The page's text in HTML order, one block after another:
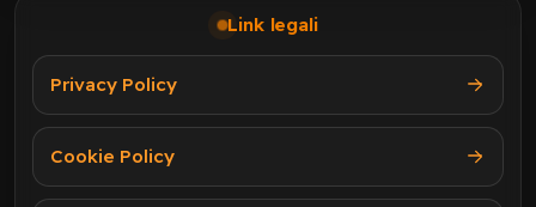
Link legali
Privacy Policy
Cookie Policy